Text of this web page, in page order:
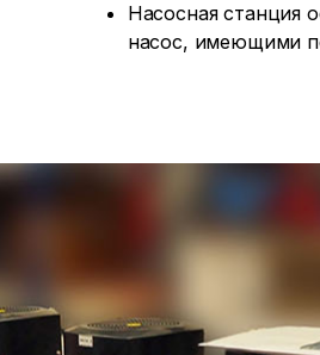
Насосная станция
насос, имеющими